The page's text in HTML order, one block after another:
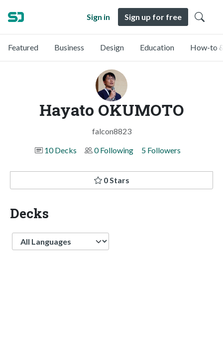
Sign in Sign up for free
Featured Business Design Education How-to
Hayato OKUMOTO
falcon8823
10 Decks
0 Following 5 Followers
0 Stars
Decks
Language